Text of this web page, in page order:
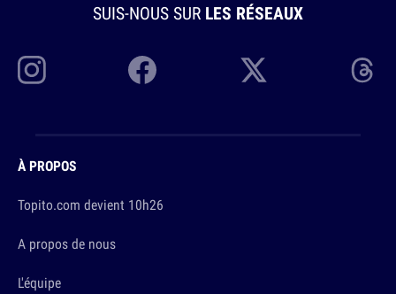
SUIS-NOUS SUR LES RÉSEAUX
À PROPOS
Topito.com devient 10h26
A propos de nous
L'équipe